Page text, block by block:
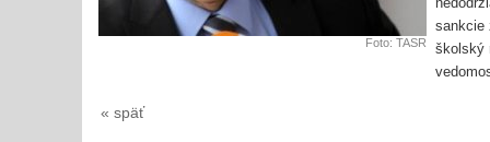
Foto: TASR
sankcie
školský
« späť